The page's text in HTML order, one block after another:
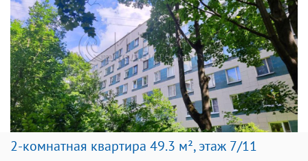
2-комнатная квартира 49.3 м², этаж 7/11